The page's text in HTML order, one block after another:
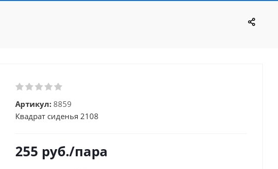
Артикул: 8859
Квадрат сиденья 2108
255 руб./пара